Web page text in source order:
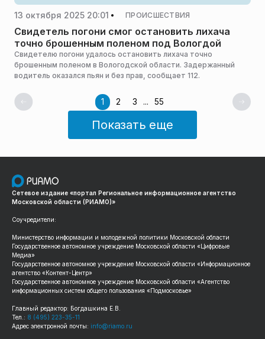
13 октября 2025 20:01 ПРОИСШЕСТВИЯ
Свидетель погони смог остановить лихача
точно брошенным поленом под Вологдой
Свидетелю погони удалось остановить лихача точно
брошенным поленом в Вологодской области. Задержанный
водитель оказался пьян и без прав, сообщает 112.
1 2 3 ... 55
Показать еще
Сетевое издание «портал Региональное информационное агентство
Московской области (РИАМО)»
Соучредители:
Министерство информации и молодежной политики Московской области
Государственное автономное учреждение Московской области «Цифровые
Медиа»
Государственное автономное учреждение Московской области «Информационное
агентство «Контент-Центр»
Государственное автономное учреждение Московской области «Агентство
информационных систем общего пользования «Подмосковье»
Главный редактор: Богдашкина Е.В.
Тел.: 8 (495) 223-35-11
Адрес электронной почты: info@riamo.ru